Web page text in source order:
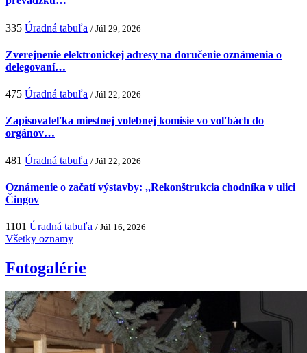
335 Úradná tabuľa / Júl 29, 2026
Zverejnenie elektronickej adresy na doručenie oznámenia o
delegovaní…
475 Úradná tabuľa / Júl 22, 2026
Zapisovateľka miestnej volebnej komisie vo voľbách do
orgánov…
481 Úradná tabuľa / Júl 22, 2026
Oznámenie o začatí výstavby: ,,Rekonštrukcia chodníka v ulici
Čingov
1101 Úradná tabuľa / Júl 16, 2026
Všetky oznamy
Fotogalérie